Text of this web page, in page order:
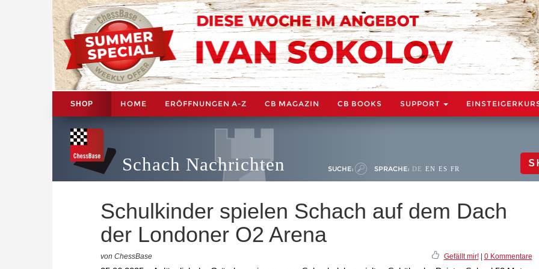
SHOP HOME ERÖFFNUNGEN A-Z CB MAGAZIN CB BOOKS SUPPORT
Schach Nachrichten SUCHE: SPRACHE: DE EN ES FR
Schulkinder spielen Schach auf dem Dach
der Londoner O2 Arena
von ChessBase Gefällt mir!| 0 Kommentare